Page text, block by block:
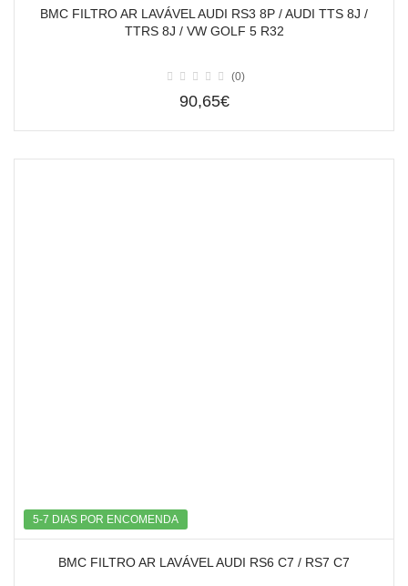
BMC FILTRO AR LAVÁVEL AUDI RS3 8P / AUDI TTS 8J /
TTRS 8J / VW GOLF 5 R32
(0)
90,65€
5-7 DIAS POR ENCOMENDA
BMC FILTRO AR LAVÁVEL AUDI RS6 C7 / RS7 C7